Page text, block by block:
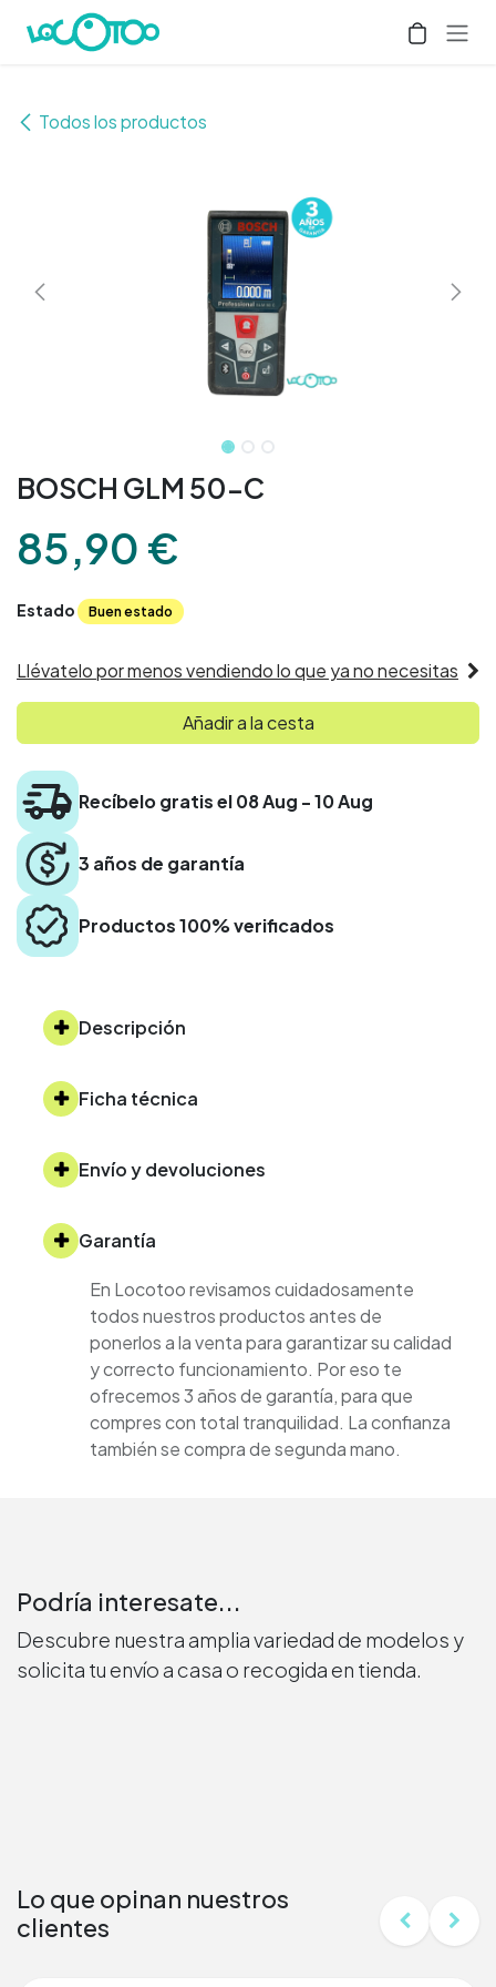
Ir al contenido
Todos los productos
BOSCH GLM 50-C
85,90 €
Estado Buen estado
Llévatelo por menos vendiendo lo que ya no necesitas
Añadir a la cesta
Recíbelo gratis el 08 Aug - 10 Aug
3 años de garantía
Productos 100% verificados
Descripción
Ficha técnica
Envío y devoluciones
Garantía
En Locotoo revisamos cuidadosamente
todos nuestros productos antes de
ponerlos a la venta para garantizar su calidad
y correcto funcionamiento. Por eso te
ofrecemos 3 años de garantía, para que
compres con total tranquilidad. La confianza
también se compra de segunda mano.
Podría interesate...
Descubre nuestra amplia variedad de modelos y
solicita tu envío a casa o recogida en tienda.
Lo que opinan nuestros
clientes